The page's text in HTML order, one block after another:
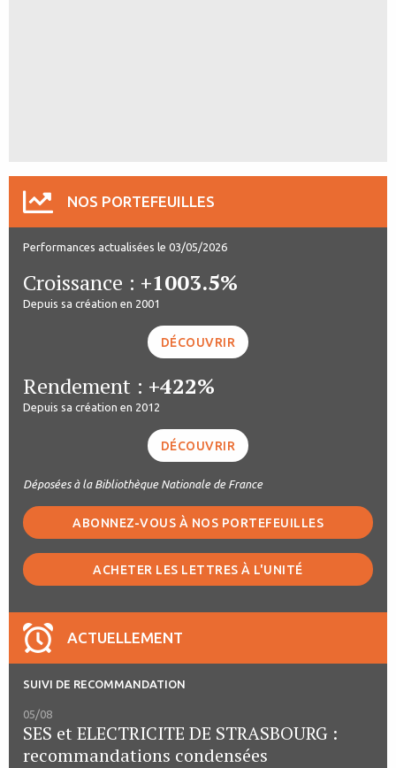
NOS PORTEFEUILLES
Performances actualisées le 03/05/2026
Croissance : +1003.5%
Depuis sa création en 2001
DÉCOUVRIR
Rendement : +422%
Depuis sa création en 2012
DÉCOUVRIR
Déposées à la Bibliothèque Nationale de France
ABONNEZ-VOUS À NOS PORTEFEUILLES
ACHETER LES LETTRES À L'UNITÉ
ACTUELLEMENT
SUIVI DE RECOMMANDATION
05/08
SES et ELECTRICITE DE STRASBOURG :
recommandations condensées